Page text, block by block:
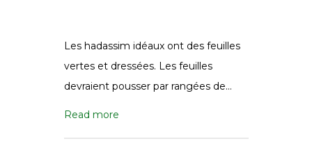
Les hadassim idéaux ont des feuilles
vertes et dressées. Les feuilles
devraient pousser par rangées de…
Read more